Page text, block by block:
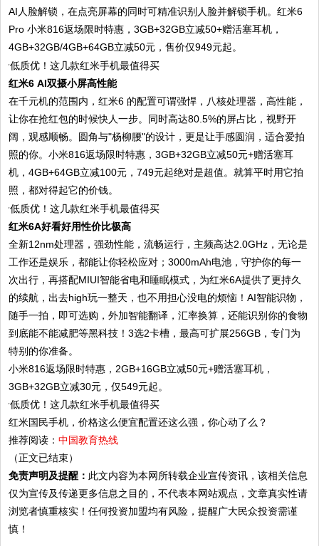
AI人脸解锁，在点亮屏幕的同时可精准识别人脸并解锁手机。红米6
Pro 小米816返场限时特惠，3GB+32GB立减50+赠活塞耳机，
4GB+32GB/4GB+64GB立减50元，售价仅949元起。
红米6 AI双摄小屏高性能
在千元机的范围内，红米6 的配置可谓强悍，八核处理器，高性能，
让你在抢红包的时候快人一步。同时高达80.5%的屏占比，视野开
阔，观感顺畅。圆角与"杨柳腰"的设计，更是让手感圆润，适合爱拍
照的你。小米816返场限时特惠，3GB+32GB立减50元+赠活塞耳
机，4GB+64GB立减100元，749元起绝对是超值。就算平时用它拍
照，都对得起它的价钱。
红米6A好看好用性价比极高
全新12nm处理器，强劲性能，流畅运行，主频高达2.0GHz，无论是
工作还是娱乐，都能让你轻松应对；3000mAh电池，守护你的每一
次出行，再搭配MIUI智能省电和睡眠模式，为红米6A提供了更持久
的续航，出去high玩一整天，也不用担心没电的烦恼！AI智能识物，
随手一拍，即可选购，外加智能翻译，汇率换算，还能识别你的食物
到底能不能减肥等黑科技！3选2卡槽，最高可扩展256GB，专门为
特别的你准备。
小米816返场限时特惠，2GB+16GB立减50元+赠活塞耳机，
3GB+32GB立减30元，仅549元起。
红米国民手机，价格这么便宜配置还这么强，你心动了么？
推荐阅读：中国教育热线
（正文已结束）
免责声明及提醒： 此文内容为本网所转载企业宣传资讯，该相关信息
仅为宣传及传递更多信息之目的，不代表本网站观点，文章真实性请
浏览者慎重核实！任何投资加盟均有风险，提醒广大民众投资需谨
慎！